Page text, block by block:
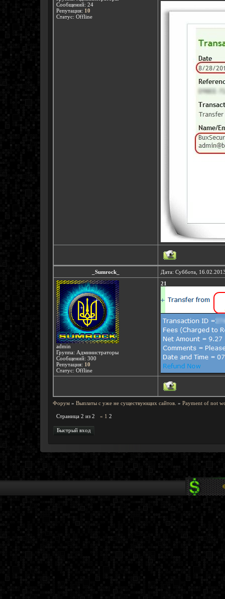
Сообщений: 24
Репутация: 10
Статус: Offline
_Sumrock_ Дата: Суббота,
admin
Группа: Администраторы
Сообщений: 300
Репутация: 10
Статус: Offline
21
Форум » Выплаты с уже не существующих сайтов. » Payment of not
Страница 2 из 2 « 1 2